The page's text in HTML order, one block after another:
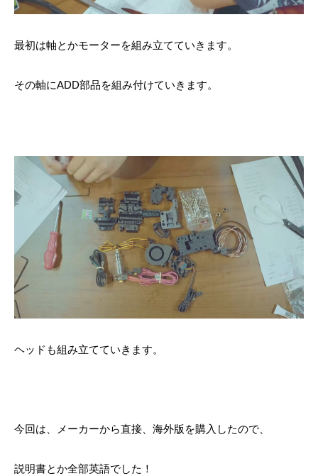
最初は軸とかモーターを組み立てていきます。
その軸にADD部品を組み付けていきます。
ヘッドも組み立てていきます。
今回は、メーカーから直接、海外版を購入したので、
説明書とか全部英語でした！